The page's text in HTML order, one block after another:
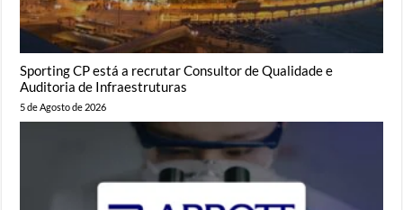
Sporting CP está a recrutar Consultor de Qualidade e
Auditoria de Infraestruturas
5 de Agosto de 2026